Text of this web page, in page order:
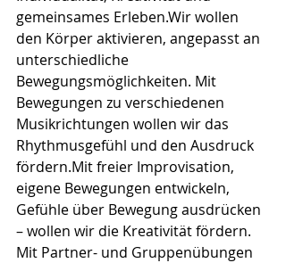
gemeinsames Erleben.Wir wollen
den Körper aktivieren, angepasst an
unterschiedliche
Bewegungsmöglichkeiten. Mit
Bewegungen zu verschiedenen
Musikrichtungen wollen wir das
Rhythmusgefühl und den Ausdruck
fördern.Mit freier Improvisation,
eigene Bewegungen entwickeln,
Gefühle über Bewegung ausdrücken
– wollen wir die Kreativität fördern.
Mit Partner- und Gruppenübungen